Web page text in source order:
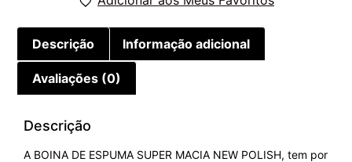
Descrição Informação adicional
Avaliações (0)
Descrição
A BOINA DE ESPUMA SUPER MACIA NEW POLISH, tem por